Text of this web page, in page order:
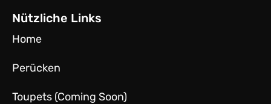
Nützliche Links
Home
Perücken
Toupets (Coming Soon)